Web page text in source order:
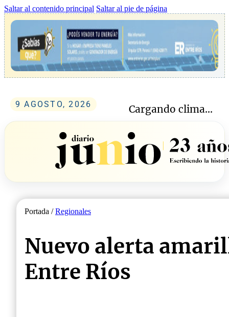
Saltar al contenido principal Saltar al pie de página
9 AGOSTO, 2026 Cargando clima...
Portada /Regionales
Nuevo alerta
Entre Ríos